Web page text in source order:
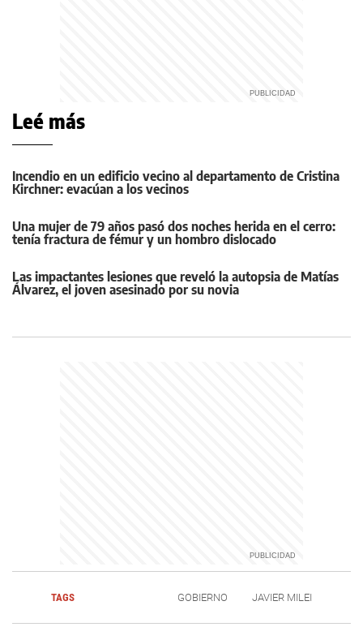
Leé más
Incendio en un edificio vecino al departamento de Cristina
Kirchner: evacúan a los vecinos
Una mujer de 79 años pasó dos noches herida en el cerro:
tenía fractura de fémur y un hombro dislocado
Las impactantes lesiones que reveló la autopsia de Matías
Álvarez, el joven asesinado por su novia
TAGS GOBIERNO JAVIER MILEI